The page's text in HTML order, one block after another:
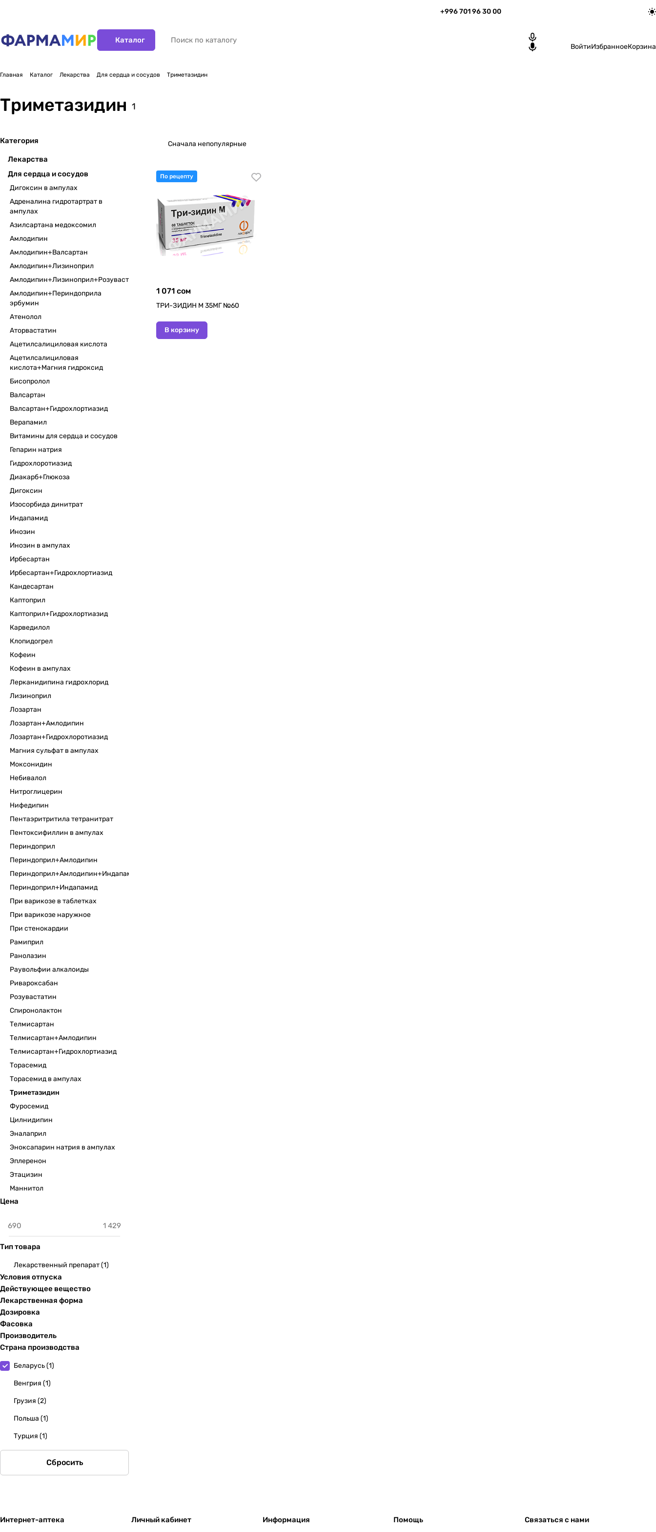
+996 701 96 30 00
Каталог
ВойтиИзбранноеКорзина
Главная Каталог Лекарства Для сердца и сосудов Триметазидин
Триметазидин 1
Сначала непопулярные
По рецепту
1 071 сом
ТРИ-ЗИДИН М 35МГ №60
В корзину
Категория
Лекарства
Для сердца и сосудов
Дигоксин в ампулах
Адреналина гидротартрат в
ампулах
Азилсартана медоксомил
Амлодипин
Амлодипин+Валсартан
Амлодипин+Лизиноприл
Амлодипин+Лизиноприл+Розувастатин
Амлодипин+Периндоприла
эрбумин
Атенолол
Аторвастатин
Ацетилсалициловая кислота
Ацетилсалициловая
кислота+Магния гидроксид
Бисопролол
Валсартан
Валсартан+Гидрохлортиазид
Верапамил
Витамины для сердца и сосудов
Гепарин натрия
Гидрохлоротиазид
Диакарб+Глюкоза
Дигоксин
Изосорбида динитрат
Индапамид
Инозин
Инозин в ампулах
Ирбесартан
Ирбесартан+Гидрохлортиазид
Кандесартан
Каптоприл
Каптоприл+Гидрохлортиазид
Карведилол
Клопидогрел
Кофеин
Кофеин в ампулах
Лерканидипина гидрохлорид
Лизиноприл
Лозартан
Лозартан+Амлодипин
Лозартан+Гидрохлоротиазид
Магния сульфат в ампулах
Моксонидин
Небивалол
Нитроглицерин
Нифедипин
Пентаэритритила тетранитрат
Пентоксифиллин в ампулах
Периндоприл
Периндоприл+Амлодипин
Периндоприл+Амлодипин+Индапамид
Периндоприл+Индапамид
При варикозе в таблетках
При варикозе наружное
При стенокардии
Рамиприл
Ранолазин
Раувольфии алкалоиды
Ривароксабан
Розувастатин
Спиронолактон
Телмисартан
Телмисартан+Амлодипин
Телмисартан+Гидрохлортиазид
Торасемид
Торасемид в ампулах
Триметазидин
Фуросемид
Цилнидипин
Эналаприл
Эноксапарин натрия в ампулах
Эплеренон
Этацизин
Маннитол
Цена
Тип товара
Лекарственный препарат(1)
Условия отпуска
Действующее вещество
Лекарственная форма
Дозировка
Фасовка
Производитель
Страна производства
Беларусь(1)
Венгрия (1)
Грузия (2)
Польша (1)
Турция (1)
Сбросить
Интернет-аптека Личный кабинет Информация Помощь Связаться с нами